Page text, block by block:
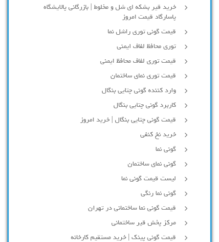
خرید قیر بشکه ای شل و مخلوط | بازرگانی پالایشگاه
پاسارگاد قیمت امروز
قیمت گونی توری راشل نما
توری محافظ لفاف ایمنی
قیمت توری لفاف محافظ ایمنی
قیمت توری نمای ساختمان
وارد کننده گونی چتایی بنگال
کاربرد گونی چتایی بنگال
قیمت گونی چتایی بنگال | خرید امروز
خرید نخ کنفی
گونی نما
گونی نمای ساختمان
لیست قیمت گونی نما
گونی نما رنگی
قیمت گونی نما ساختمانی در تهران
مرکز پخش قیر ساختمانی
قیمت گونی پینک | خرید مستقیم کارخانه